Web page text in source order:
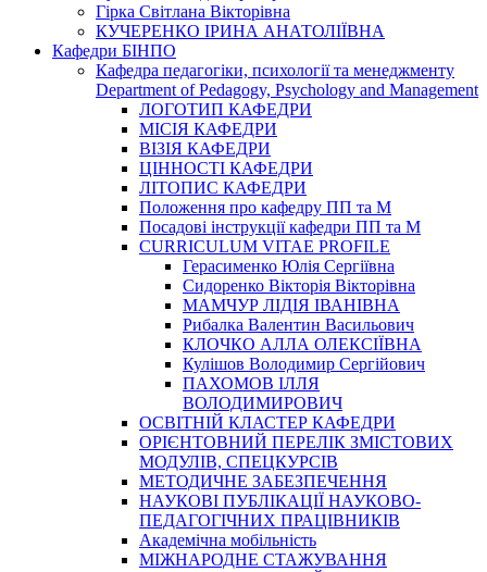
Гірка Світлана Вікторівна
КУЧЕРЕНКО ІРИНА АНАТОЛІЇВНА
Кафедри БІНПО
Кафедра педагогіки, психології та менеджменту
Department of Pedagogy, Psychology and Management
ЛОГОТИП КАФЕДРИ
МІСІЯ КАФЕДРИ
ВІЗІЯ КАФЕДРИ
ЦІННОСТІ КАФЕДРИ
ЛІТОПИС КАФЕДРИ
Положення про кафедру ПП та М
Посадові інструкції кафедри ПП та М
CURRICULUM VITAE PROFILE
Герасименко Юлія Сергіївна
Сидоренко Вікторія Вікторівна
МАМЧУР ЛІДІЯ ІВАНІВНА
Рибалка Валентин Васильович
КЛОЧКО АЛЛА ОЛЕКСІЇВНА
Кулішов Володимир Сергійович
ПАХОМОВ ІЛЛЯ
ВОЛОДИМИРОВИЧ
ОСВІТНІЙ КЛАСТЕР КАФЕДРИ
ОРІЄНТОВНИЙ ПЕРЕЛІК ЗМІСТОВИХ
МОДУЛІВ, СПЕЦКУРСІВ
МЕТОДИЧНЕ ЗАБЕЗПЕЧЕННЯ
НАУКОВІ ПУБЛІКАЦІЇ НАУКОВО-
ПЕДАГОГІЧНИХ ПРАЦІВНИКІВ
Академічна мобільність
МІЖНАРОДНЕ СТАЖУВАННЯ